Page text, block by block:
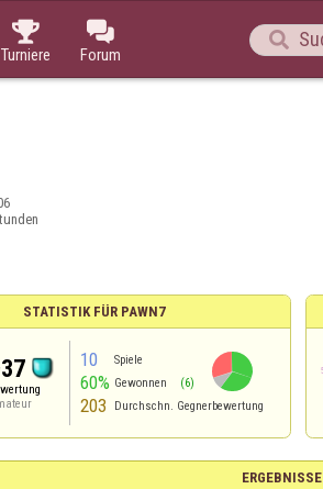

Turniere

Forum

STATISTIK FÜR PAWN7
10 Spiele
60% Gewonnen (6)
203 Durchschn. Gegnerbewertung
ERGEBNISSE